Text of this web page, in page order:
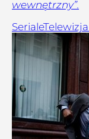
wewnętrzny”.
SerialeTelewizja